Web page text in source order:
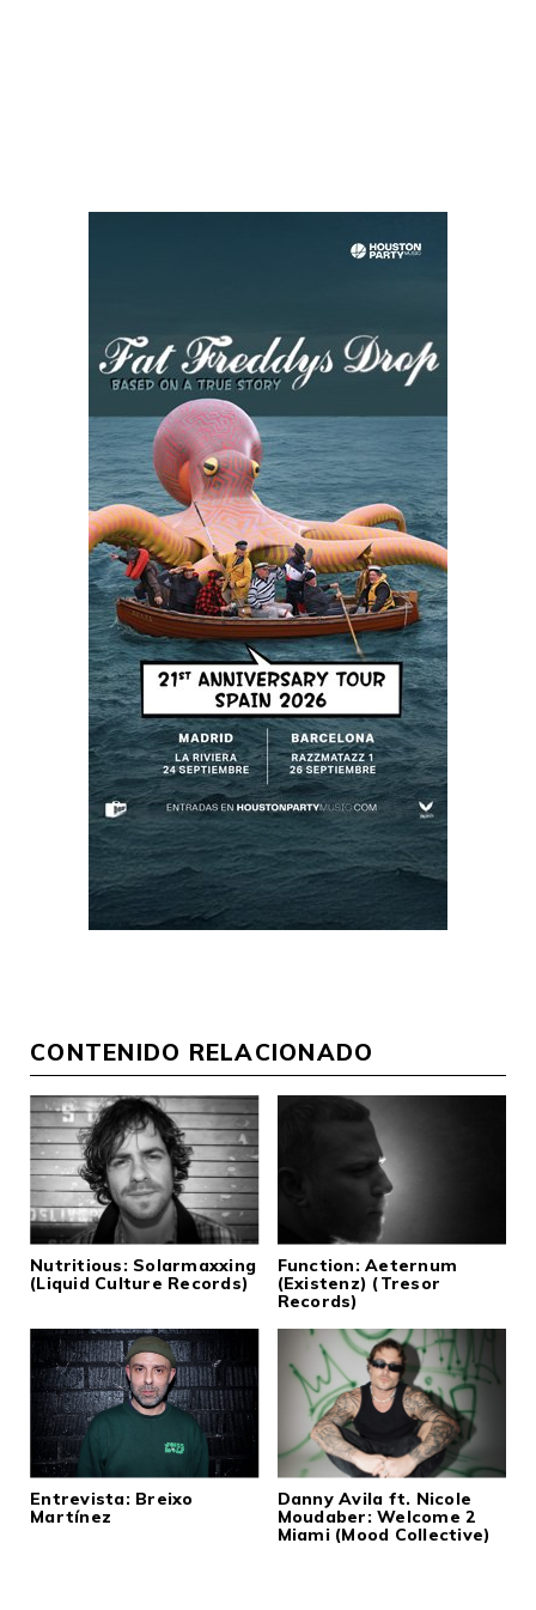
CONTENIDO RELACIONADO
Nutritious: Solarmaxxing
(Liquid Culture Records)
Function: Aeternum
(Existenz) (Tresor
Records)
Entrevista: Breixo
Martínez
Danny Avila ft. Nicole
Moudaber: Welcome 2
Miami (Mood Collective)